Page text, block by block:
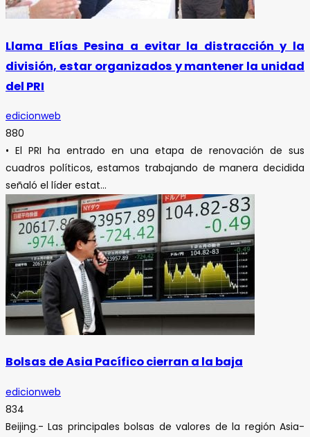
Llama Elías Pesina a evitar la distracción y la
división, estar organizados y mantener la unidad
del PRI
edicionweb
880
• El PRI ha entrado en una etapa de renovación de sus
cuadros políticos, estamos trabajando de manera decidida
señaló el líder estat...
Bolsas de Asia Pacífico cierran a la baja
edicionweb
834
Beijing.- Las principales bolsas de valores de la región Asia-